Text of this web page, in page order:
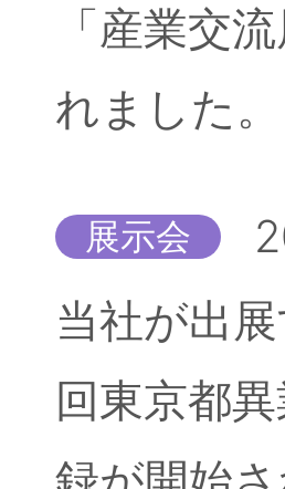
「産業交
れました。
展示会
当社が出
回東京都